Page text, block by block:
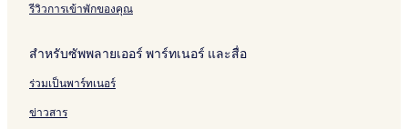
c
C
l
c
t
i
i
s
t
l
t
o
n
o
i
l
a
รีวิวการเข้าพักของคุณ
สำหรับซัพพลายเออร์ พาร์ทเนอร์ และสื่อ
ร่วมเป็นพาร์ทเนอร์
ข่าวสาร